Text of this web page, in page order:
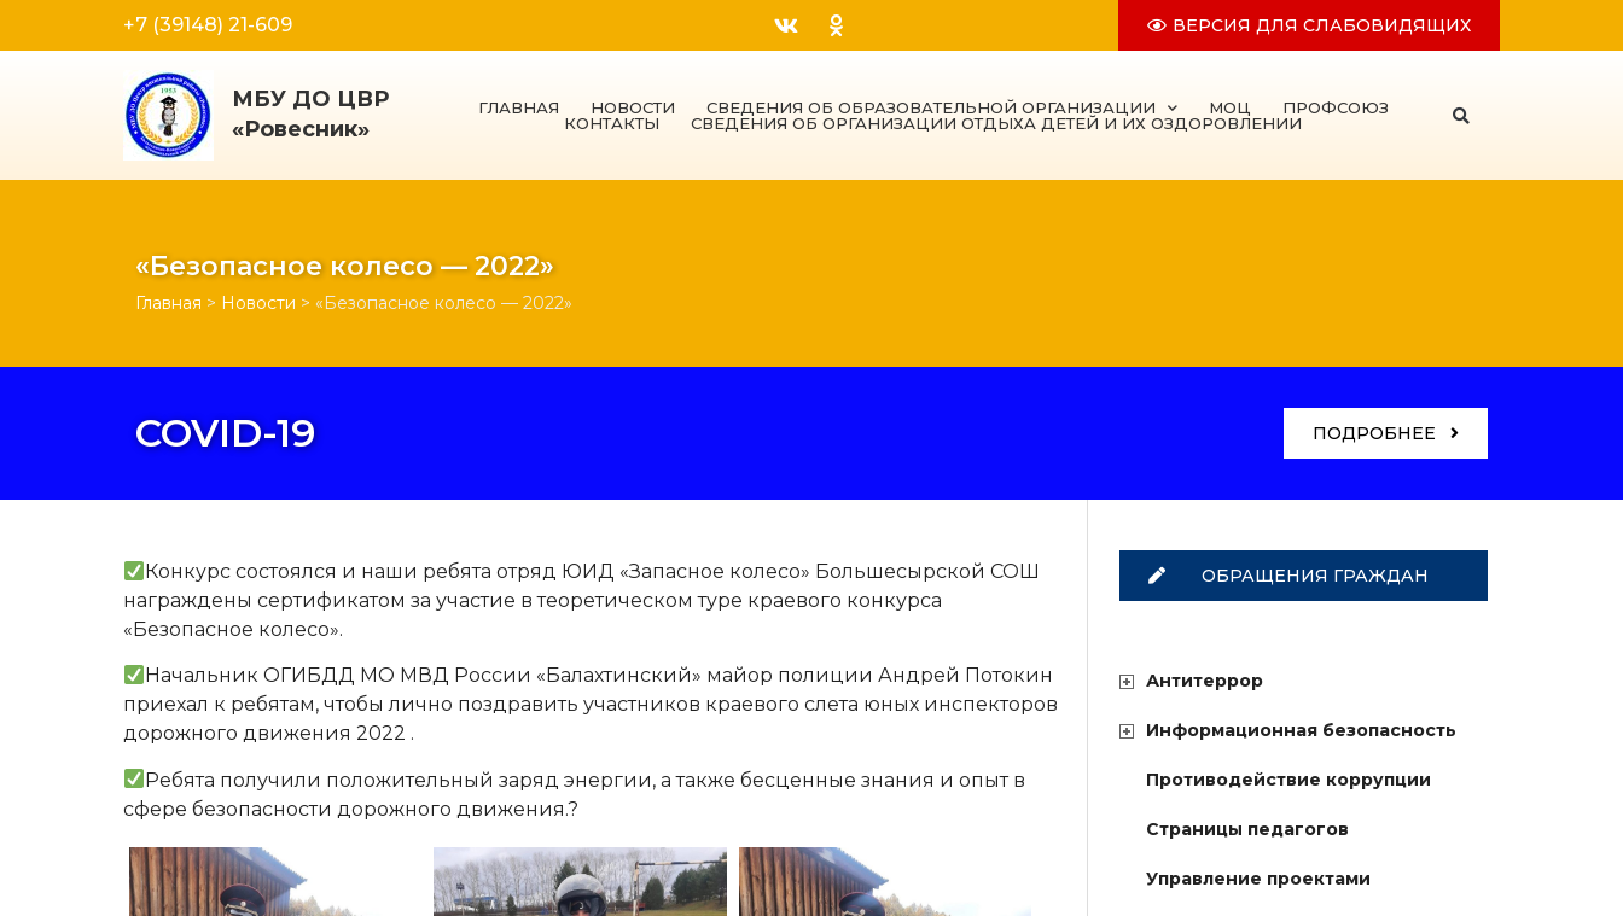
+7 (39148) 21-609 ВЕРСИЯ ДЛЯ СЛАБОВИДЯЩИХ
МБУ ДО ЦВР
«Ровесник»
ГЛАВНАЯ НОВОСТИ СВЕДЕНИЯ ОБ ОБРАЗОВАТЕЛЬНОЙ ОРГАНИЗАЦИИ МОЦ
ПРОФСОЮЗ
КОНТАКТЫ
СВЕДЕНИЯ ОБ ОРГАНИЗАЦИИ ОТДЫХА ДЕТЕЙ И ИХ ОЗДОРОВЛЕНИИ
«Безопасное колесо — 2022»
Главная > Новости > «Безопасное колесо — 2022»
COVID-19 ПОДРОБНЕЕ
Конкурс состоялся и наши ребята отряд ЮИД «Запасное колесо» Большесырской СОШ
награждены сертификатом за участие в теоретическом туре краевого конкурса
«Безопасное колесо».
Начальник ОГИБДД МО МВД России «Балахтинский» майор полиции Андрей Потокин
приехал к ребятам, чтобы лично поздравить участников краевого слета юных инспекторов
дорожного движения 2022 .
Ребята получили положительный заряд энергии, а также бесценные знания и опыт в
сфере безопасности дорожного движения.?
ОБРАЩЕНИЯ ГРАЖДАН
Антитеррор
Информационная безопасность
Противодействие коррупции
Страницы педагогов
Управление проектами